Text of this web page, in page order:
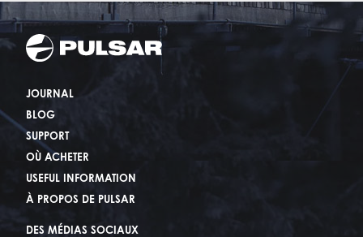
JOURNAL
BLOG
SUPPORT
OÙ ACHETER
USEFUL INFORMATION
À PROPOS DE PULSAR
DES MÉDIAS SOCIAUX